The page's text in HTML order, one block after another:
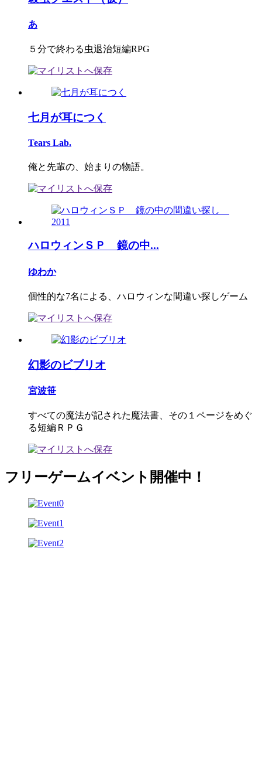
あ
５分で終わる虫退治短編RPG
七月が耳につく
Tears Lab.
俺と先輩の、始まりの物語。
ハロウィンＳＰ 鏡の中...
ゆわか
個性的な7名による、ハロウィンな間違い探しゲーム
幻影のビブリオ
宮波笹
すべての魔法が記された魔法書、その１ページをめぐ
る短編ＲＰＧ
フリーゲームイベント開催中！